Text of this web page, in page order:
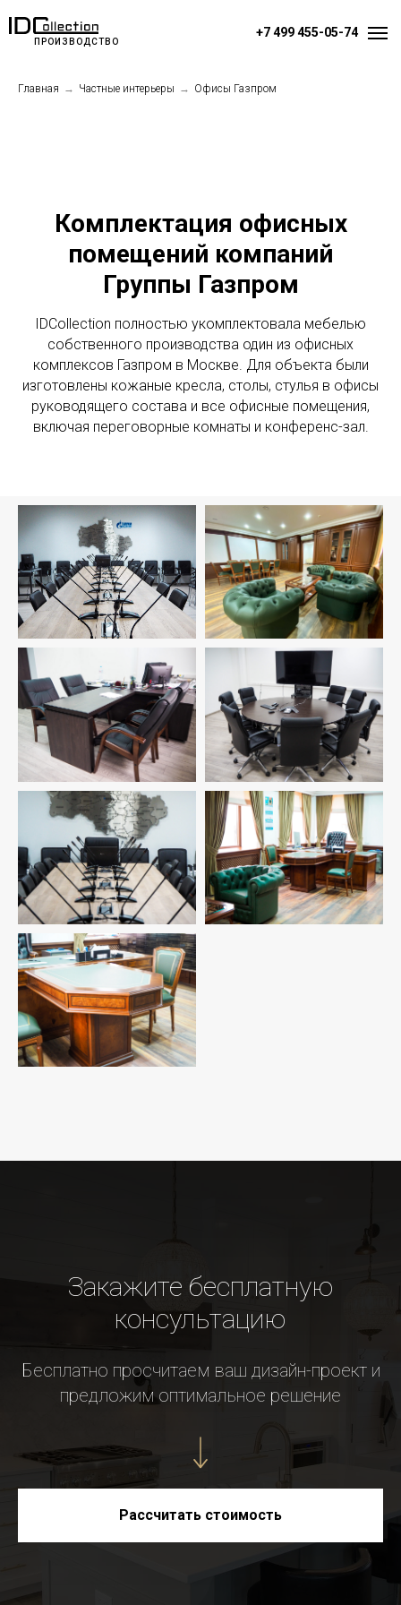
ПРОИЗВОДСТВО
+7 499 455-05-74
Главная → Частные интерьеры → Офисы Газпром
Комплектация офисных
помещений компаний
Группы Газпром
IDCollection полностью укомплектовала мебелью
собственного производства один из офисных
комплексов Газпром в Москве. Для объекта были
изготовлены кожаные кресла, столы, стулья в офисы
руководящего состава и все офисные помещения,
включая переговорные комнаты и конференс-зал.
Закажите бесплатную
консультацию
Бесплатно просчитаем ваш дизайн-проект и
предложим оптимальное решение
Рассчитать стоимость